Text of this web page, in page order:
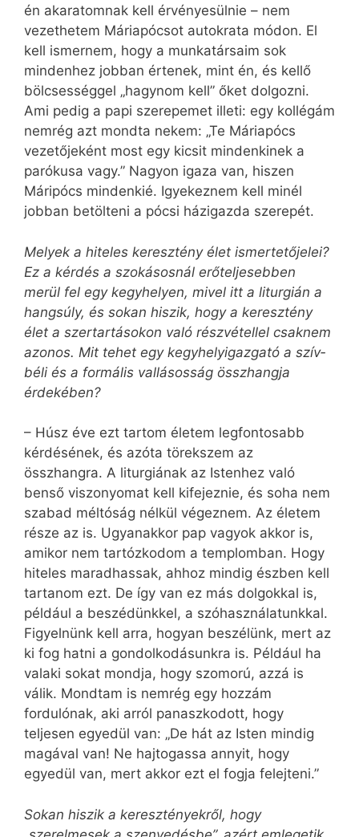
én akaratomnak kell érvényesülnie – nem
vezethetem Máriapócsot autokrata módon. El
kell ismernem, hogy a munkatársaim sok
mindenhez jobban értenek, mint én, és kellő
bölcsességgel „hagynom kell” őket dolgozni.
Ami pedig a papi szerepemet illeti: egy kollégám
nemrég azt mondta nekem: „Te Máriapócs
vezetőjeként most egy kicsit mindenkinek a
parókusa vagy.” Nagyon igaza van, hiszen
Máripócs mindenkié. Igyekeznem kell minél
jobban betölteni a pócsi házigazda szerepét.
Melyek a hiteles keresztény élet ismertetőjelei?
Ez a kérdés a szokásosnál erőteljesebben
merül fel egy kegyhelyen, mivel itt a liturgián a
hangsúly, és sokan hiszik, hogy a keresztény
élet a szertartásokon való részvétellel csaknem
azonos. Mit tehet egy kegyhelyigazgató a szív­
béli és a formális vallásosság összhangja
érdekében?
– Húsz éve ezt tartom életem legfontosabb
kérdésének, és azóta törekszem az
összhangra. A liturgiának az Istenhez való
benső viszonyomat kell kifejeznie, és soha nem
szabad méltóság nélkül végeznem. Az életem
része az is. Ugyanakkor pap vagyok akkor is,
amikor nem tartózkodom a templomban. Hogy
hiteles maradhassak, ahhoz mindig észben kell
tartanom ezt. De így van ez más dolgokkal is,
például a beszédünkkel, a szóhasználatunkkal.
Figyelnünk kell arra, hogyan beszélünk, mert az
ki fog hatni a gondolkodásunkra is. Például ha
valaki sokat mondja, hogy szomorú, azzá is
válik. Mondtam is nemrég egy hozzám
fordulónak, aki arról panaszkodott, hogy
teljesen egyedül van: „De hát az Isten mindig
magával van! Ne hajtogassa annyit, hogy
egyedül van, mert akkor ezt el fogja felejteni.”
Sokan hiszik a keresztényekről, hogy